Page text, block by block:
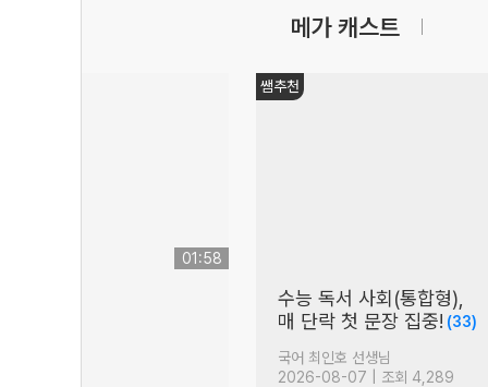
메가 캐스트
01:58
쌤추천
수능 독서 사회(통합형),
매 단락 첫 문장 집중! (33)
국어 최인호 선생님
2026-08-07 | 조회 4,289